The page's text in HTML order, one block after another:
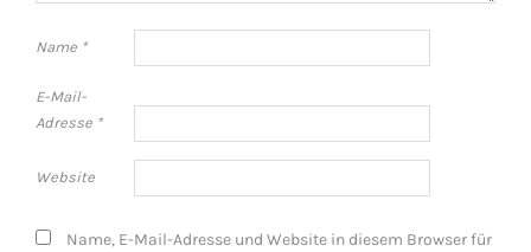
Name *
E-Mail-
Adresse *
Website
Name, E-Mail-Adresse und Website in diesem Browser für